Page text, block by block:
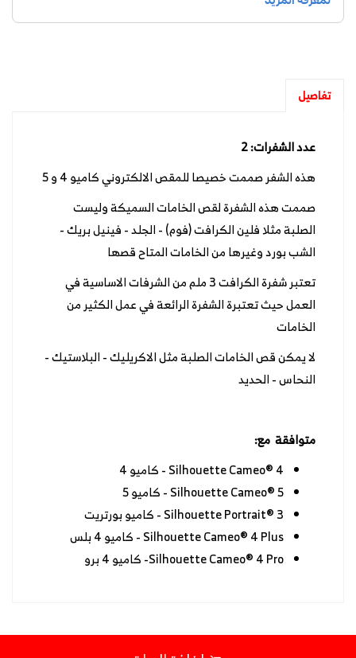
تفاصيل
عدد الشفرات: 2
هذه الشفر صممت خصيصا للمقص الالكتروني كاميو 4 و 5
صممت هذه الشفرة لقص الخامات السميكة وليست
الصلبة مثلا فلين الكرافت (فوم) - الجلد - فينيل بريك -
الشب بورد وغيرها من الخامات المتاح قصها
تعتبر شفرة الكرافت 3 ملم من الشرفات الاساسية في
العمل حيث تعتبرة الشفرة الرائعة في عمل الكثير من
الخامات
لا يمكن قص الخامات الصلبة مثل الاكريليك - البلاستيك -
النحاس - الحديد
متوافقة مع:
Silhouette Cameo® 4 - كاميو 4
Silhouette Cameo® 5 - كاميو 5
Silhouette Portrait® 3 - كاميو بورتريت
Silhouette Cameo® 4 Plus - كاميو 4 بلس
Silhouette Cameo® 4 Pro- كاميو 4 برو